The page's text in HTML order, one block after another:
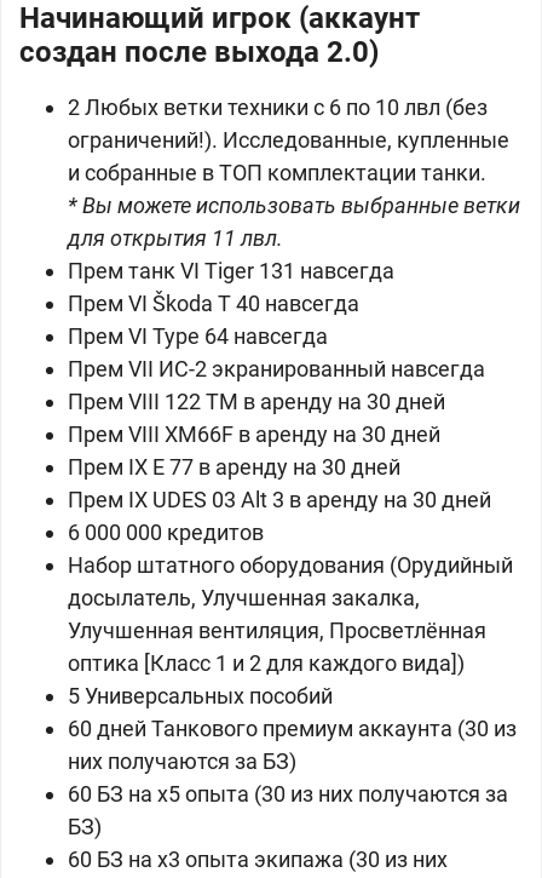
Начинающий игрок (аккаунт
создан после выхода 2.0)
2 Любых ветки техники с 6 по 10 лвл (без
ограничений!). Исследованные, купленные
и собранные в ТОП комплектации танки.
* Вы можете использовать выбранные ветки
для открытия 11 лвл.
Прем танк VI Tiger 131 навсегда
Прем VI Škoda T 40 навсегда
Прем VI Type 64 навсегда
Прем VII ИС-2 экранированный навсегда
Прем VIII 122 TM в аренду на 30 дней
Прем VIII XM66F в аренду на 30 дней
Прем IX E 77 в аренду на 30 дней
Прем IX UDES 03 Alt 3 в аренду на 30 дней
6 000 000 кредитов
Набор штатного оборудования (Орудийный
досылатель, Улучшенная закалка,
Улучшенная вентиляция, Просветлённая
оптика [Класс 1 и 2 для каждого вида])
5 Универсальных пособий
60 дней Танкового премиум аккаунта (30 из
них получаются за БЗ)
60 БЗ на x5 опыта (30 из них получаются за
БЗ)
60 БЗ на x3 опыта экипажа (30 из них